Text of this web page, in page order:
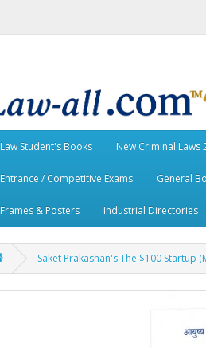
Law Student's Books New Criminal Laws
Entrance / Competitive Exams General
Frames & Posters Industrial Directories
Saket Prakashan's The $100 Startup